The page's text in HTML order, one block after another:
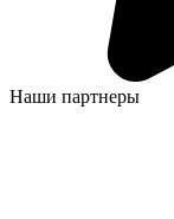
Наши партнеры